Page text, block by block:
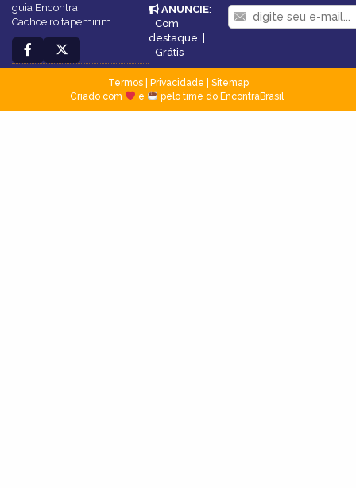
guia Encontra
CachoeiroItapemirim.
ANUNCIE:
Com
destaque |
Grátis
Termos| Privacidade
Sitemap
Criado com
e pelo time do EncontraBrasil